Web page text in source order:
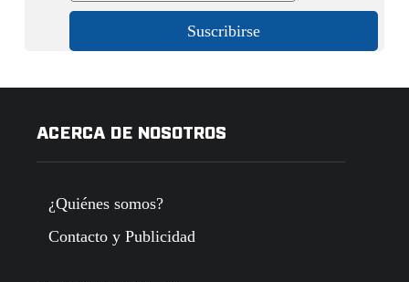
ACERCA DE NOSOTROS
¿Quiénes somos?
Contacto y Publicidad